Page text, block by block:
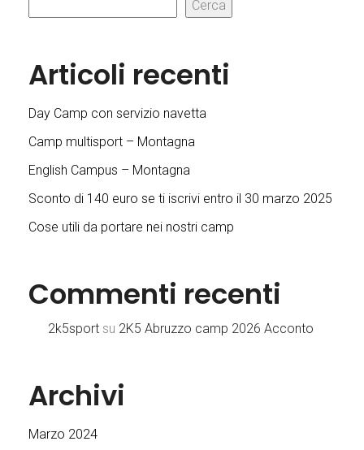
Cerca
Articoli recenti
Day Camp con servizio navetta
Camp multisport – Montagna
English Campus – Montagna
Sconto di 140 euro se ti iscrivi entro il 30 marzo 2025
Cose utili da portare nei nostri camp
Commenti recenti
2k5sport su 2K5 Abruzzo camp 2026 Acconto
Archivi
Marzo 2024